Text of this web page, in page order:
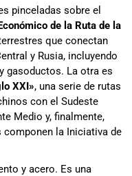
pinceladas sobre el
de la Ruta de la
que conectan
y Rusia, incluyendo
gasoductos. La otra es
XXI», una serie de rutas
con el Sudeste
Medio y, finalmente,
componen la Iniciativa de
y acero. Es una